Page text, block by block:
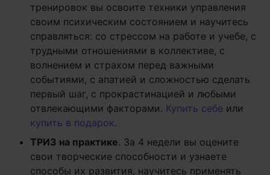
тренировок вы освоите техники управления
своим психическим состоянием и научитесь
справляться: со стрессом на работе и учебе, с
трудными отношениями в коллективе, с
волнением и страхом перед важными
событиями, с апатией и сложностью сделать
первый шаг, с прокрастинацией и любыми
отвлекающими факторами. Купить себе или
купить в подарок.
ТРИЗ на практике. За 4 недели вы оцените
свои творческие способности и узнаете
способы их развития, научитесь применять